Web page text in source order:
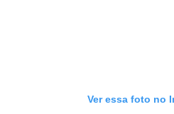
Ver essa foto no